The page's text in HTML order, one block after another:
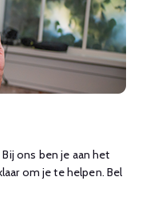
ons ben je aan het
om je te helpen. Bel